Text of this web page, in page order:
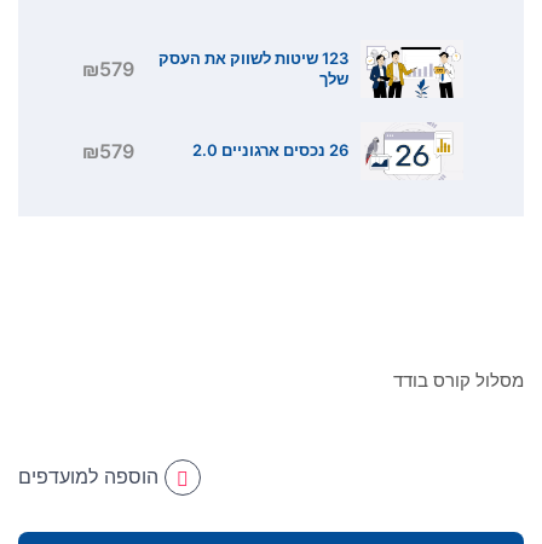
123 שיטות לשווק את העסק
שלך
₪579
26 נכסים ארגוניים 2.0 ₪579
מסלול קורס בודד
הוספה למועדפים